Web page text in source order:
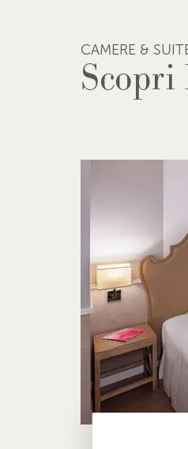
CAMERE &
Scopri